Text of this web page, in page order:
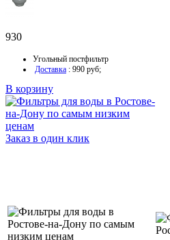
930
Угольный постфильтр
Доставка : 990 руб;
В корзину
Заказ в один клик